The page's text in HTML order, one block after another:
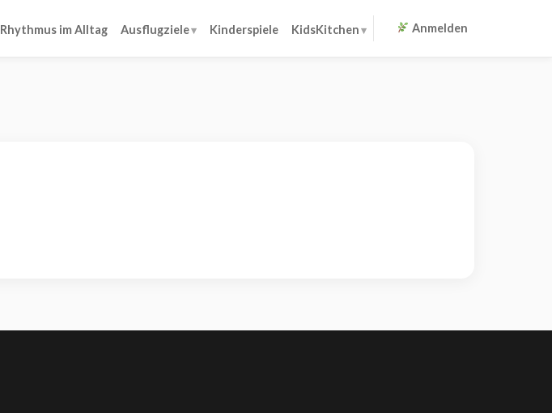
Rhythmus im Alltag Ausflugziele Kinderspiele KidsKitchen Anmelden